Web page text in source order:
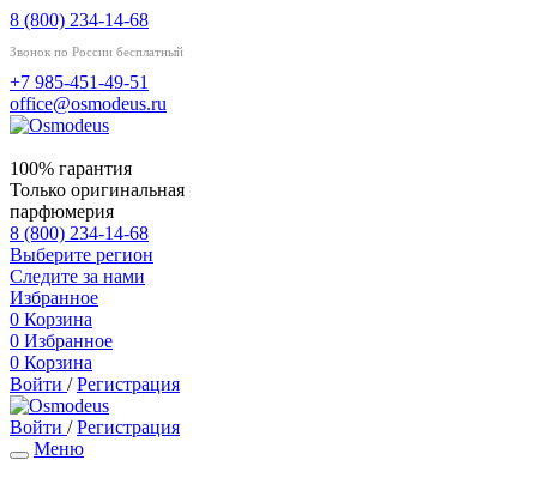
8 (800) 234-14-68
Звонок по России бесплатный
+7 985-451-49-51
office@osmodeus.ru
100% гарантия
Только оригинальная
парфюмерия
8 (800) 234-14-68
Выберите регион
Следите за нами
Избранное
0 Корзина
0 Избранное
0 Корзина
Войти / Регистрация
Войти / Регистрация
Меню